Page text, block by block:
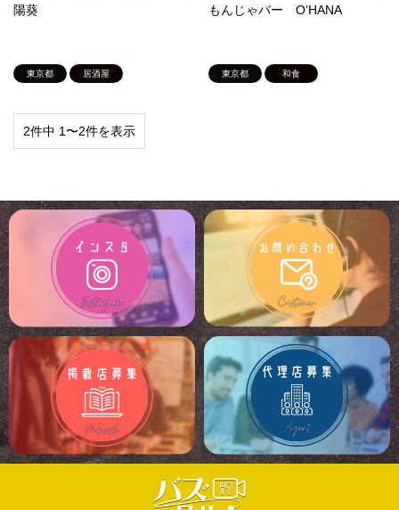
陽葵
東京都 居酒屋
もんじゃバー O’HANA
東京都 和食
2件中 1〜2件を表示